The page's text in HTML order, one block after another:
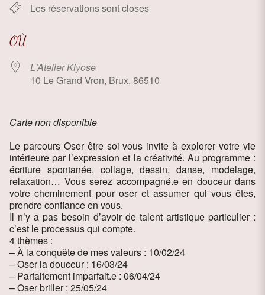
Les réservations sont closes
OÙ
L'Atelier Kiyose
10 Le Grand Vron, Brux, 86510
Carte non disponible
Le parcours Oser être soi vous invite à explorer votre vie
intérieure par l’expression et la créativité. Au programme :
écriture spontanée, collage, dessin, danse, modelage,
relaxation… Vous serez accompagné.e en douceur dans
votre cheminement pour oser et assumer qui vous êtes,
prendre confiance en vous.
Il n’y a pas besoin d’avoir de talent artistique particulier :
c’est le processus qui compte.
4 thèmes :
– À la conquête de mes valeurs : 10/02/24
– Oser la douceur : 16/03/24
– Parfaitement imparfait.e : 06/04/24
– Oser briller : 25/05/24